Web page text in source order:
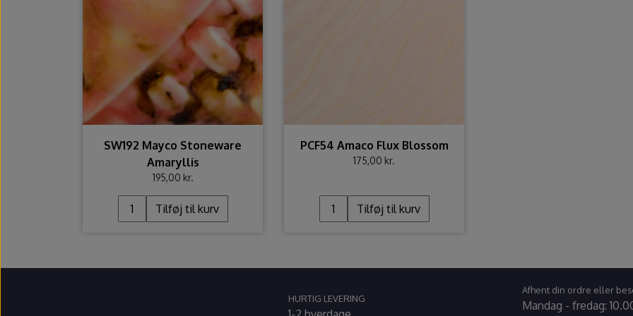
SW192 Mayco Stoneware
Amaryllis
195,00 kr.
Tilføj til kurv
PCF54 Amaco Flux Blossom
175,00 kr.
Tilføj til kurv
HURTIG LEVERING
Afhent din ordre eller
Mandag - fredag: